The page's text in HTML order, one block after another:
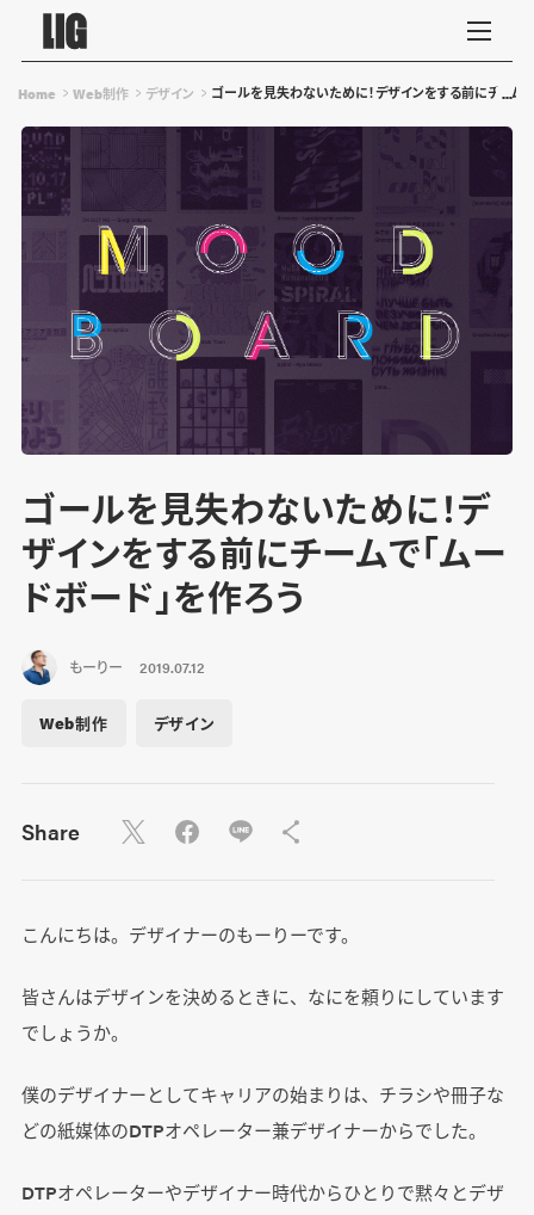
Home Web制作 デザイン ゴールを見失わないために！デザインをする前にチームで
ゴールを見失わないために！デ
ザインをする前にチームで「ムー
ドボード」を作ろう
もーりー 2019.07.12
Web制作 デザイン
Share
こんにちは。デザイナーのもーりーです。
皆さんはデザインを決めるときに、なにを頼りにしています
でしょうか。
僕のデザイナーとしてキャリアの始まりは、チラシや冊子な
どの紙媒体のDTPオペレーター兼デザイナーからでした。
DTPオペレーターやデザイナー時代からひとりで黙々とデザ